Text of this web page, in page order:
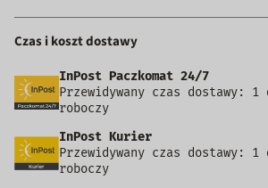
Czas i koszt dostawy
InPost Paczkomat 24/7
Przewidywany czas dostawy: 1
roboczy
InPost Kurier
Przewidywany czas dostawy: 1
roboczy